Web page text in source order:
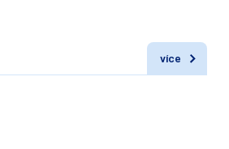
více